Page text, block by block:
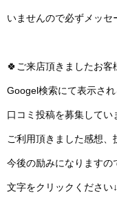
いませんので必ずメッセ
🍀ご来店頂きましたお客
Googel検索にて表示さ
口コミ投稿を募集してい
ご利用頂きました感想
今後の励みになりますの
文字をクリックください↓